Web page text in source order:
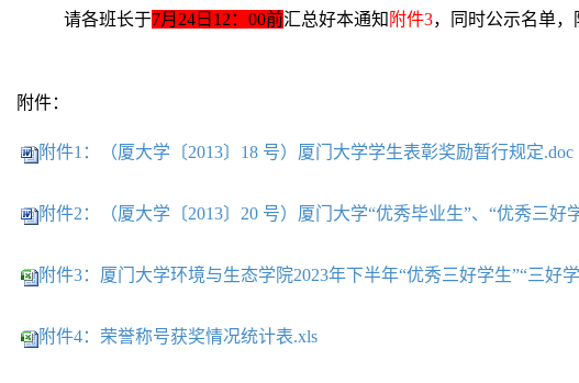
请各班长于7月24日12：00前汇总好本通知 附件3，同时公示名单，
附件：
附件1：（厦大学〔2013〕18 号）厦门大学学生表彰奖励暂行规定.doc
附件2：（厦大学〔2013〕20 号）厦门大学“优秀毕业生”、“优秀三好
附件3：厦门大学环境与生态学院2023年下半年“优秀三好学生”“三好
附件4：荣誉称号获奖情况统计表.xls